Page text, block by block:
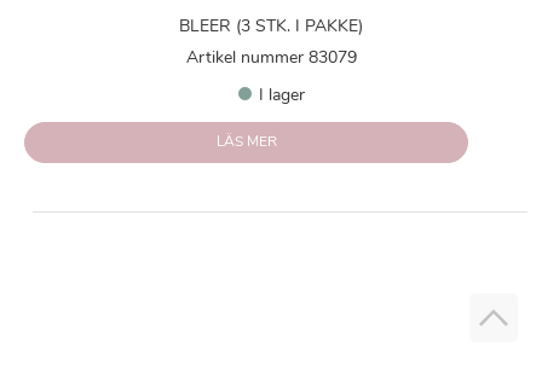
BLEER (3 STK. I PAKKE)
Artikel nummer 83079
I lager
LÄS MER